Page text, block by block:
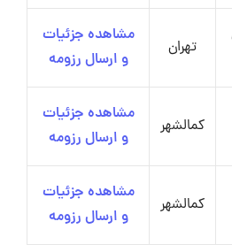
تهران
مشاهده جزئیات
و ارسال رزومه
کمالشهر
مشاهده جزئیات
و ارسال رزومه
کمالشهر
مشاهده جزئیات
و ارسال رزومه